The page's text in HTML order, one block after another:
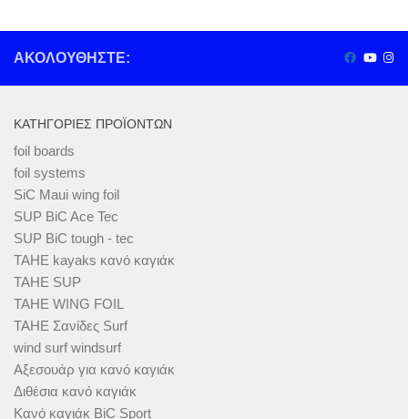
ΑΚΟΛΟΥΘΉΣΤΕ:
ΚΑΤΗΓΟΡΊΕΣ ΠΡΟΪΌΝΤΩΝ
foil boards
foil systems
SiC Maui wing foil
SUP BiC Ace Tec
SUP BiC tough - tec
TAHE kayaks κανό καγιάκ
TAHE SUP
TAHE WING FOIL
TAHE Σανίδες Surf
wind surf windsurf
Αξεσουάρ για κανό καγιάκ
Διθέσια κανό καγιάκ
Κανό καγιάκ BiC Sport